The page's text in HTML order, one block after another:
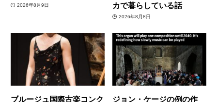
2026年8月9日
カで暮らしている話
2026年8月8日
ブルージュ国際古楽コンク ジョン・ケージの例の作